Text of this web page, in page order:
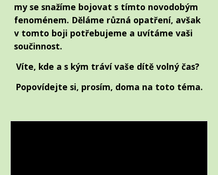
my se snažíme bojovat s tímto novodobým
fenoménem. Děláme různá opatření, avšak
v tomto boji potřebujeme a uvítáme vaši
součinnost.
Víte, kde a s kým tráví vaše dítě volný čas?
Popovídejte si, prosím, doma na toto téma.